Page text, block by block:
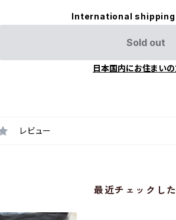
International
Sold out
日本国内にお住まい
レビュー
最近チェックし